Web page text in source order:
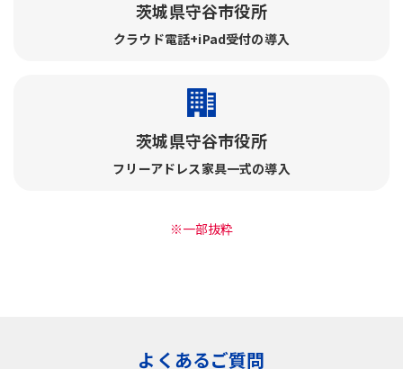
茨城県守谷市役所
クラウド電話+iPad受付の導入
茨城県守谷市役所
フリーアドレス家具一式の導入
※一部抜粋
よくあるご質問